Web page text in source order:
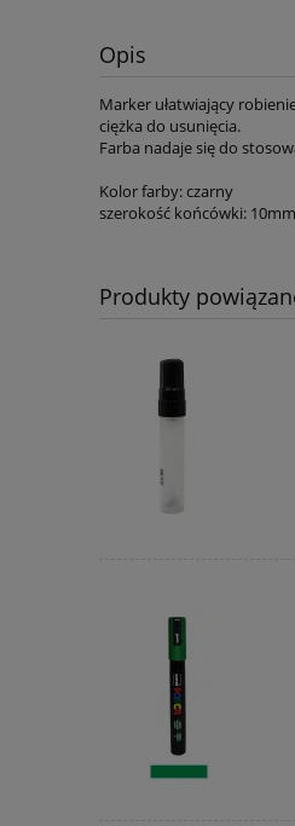
Opis
Marker ułatwiający
ciężka do usunięcia.
Farba nadaje się do
Kolor farby: czarny
szerokość końcówki: 10mm
Produkty